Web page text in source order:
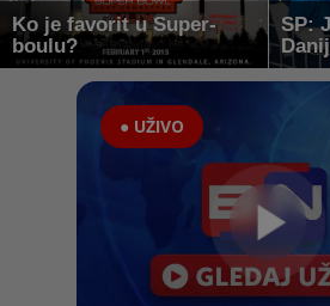
Ko je favorit u Super-
boulu?
SP:
● UŽIVO